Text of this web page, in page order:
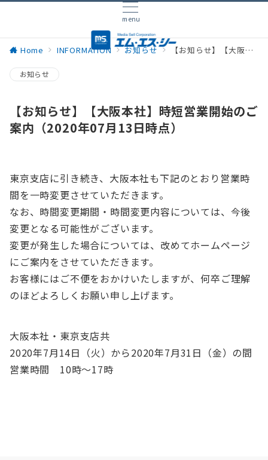
menu
Home INFORMATION お知らせ 【お知らせ】【大阪本社】時短営業開始のご案内（2020年07月13日時点）
お知らせ
【お知らせ】【大阪本社】時短営業開始のご
案内（2020年07月13日時点）
東京支店に引き続き、大阪本社も下記のとおり営業時
間を一時変更させていただきます。
なお、時間変更期間・時間変更内容については、今後
変更となる可能性がございます。
変更が発生した場合については、改めてホームページ
にご案内をさせていただきます。
お客様にはご不便をおかけいたしますが、何卒ご理解
のほどよろしくお願い申し上げます。
大阪本社・東京支店共
2020年7月14日（火）から2020年7月31日（金）の間
営業時間 10時〜17時